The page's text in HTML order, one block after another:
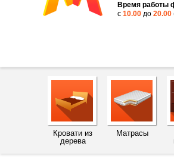
Время работы
с 10.00 до 20.00
Кровати из
дерева
Матрасы